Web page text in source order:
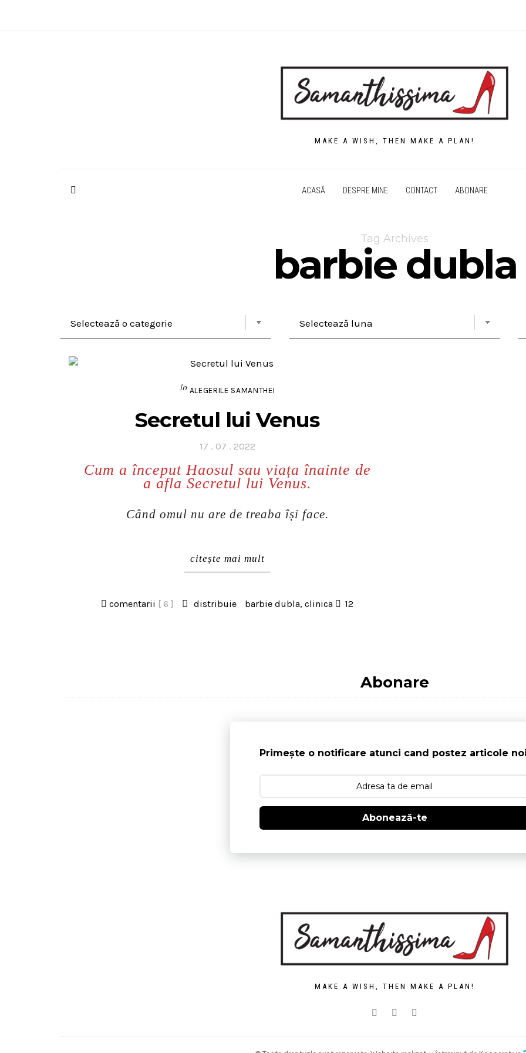
MAKE A WISH, THEN MAKE A PLAN!
ACASĂ DESPRE MINE CONTACT ABONARE
Tag Archives
barbie dubla
în ALEGERILE SAMANTHEI
Secretul lui Venus
Posted
17 . 07 . 2022
Cum a început Haosul sau viața înainte de
a afla Secretul lui Venus.
Când omul nu are de treaba își face.
citește mai mult
comentarii [ 6 ] distribuie barbie dubla, clinica 12
Abonare
Primește o notificare atunci cand postez articole
Abonează-te
MAKE A WISH, THEN MAKE A PLAN!